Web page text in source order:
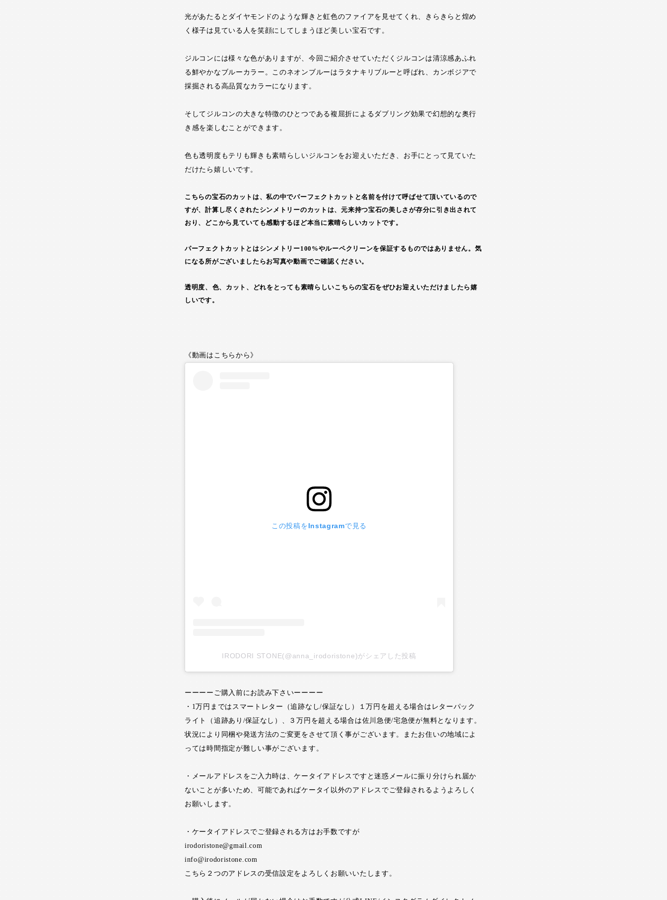
光があたるとダイヤモンドのような輝きと虹色のファイアを見せてくれ、きらきらと煌め
く様子は見ている人を笑顔にしてしまうほど美しい宝石です。
ジルコンには様々な色がありますが、今回ご紹介させていただくジルコンは清涼感あふれ
る鮮やかなブルーカラー。このネオンブルーはラタナキリブルーと呼ばれ、カンボジアで
採掘される高品質なカラーになります。
そしてジルコンの大きな特徴のひとつである複屈折によるダブリング効果で幻想的な奥行
き感を楽しむことができます。
色も透明度もテリも輝きも素晴らしいジルコンをお迎えいただき、お手にとって見ていた
だけたら嬉しいです。
こちらの宝石のカットは、私の中でパーフェクトカットと名前を付けて呼ばせて頂いているので
すが、計算し尽くされたシンメトリーのカットは、元来持つ宝石の美しさが存分に引き出されて
おり、どこから見ていても感動するほど本当に素晴らしいカットです。
パーフェクトカットとはシンメトリー100%やルーペクリーンを保証するものではありません。気
になる所がございましたらお写真や動画でご確認ください。
透明度、色、カット、どれをとっても素晴らしいこちらの宝石をぜひお迎えいただけましたら嬉
しいです。
《動画はこちらから》
この投稿をInstagramで見る
IRODORI STONE(@anna_irodoristone)がシェアした投稿
ーーーーご購入前にお読み下さいーーーー
・1万円まではスマートレター（追跡なし/保証なし）１万円を超える場合はレターパック
ライト（追跡あり/保証なし）、３万円を超える場合は佐川急便/宅急便が無料となります。
状況により同梱や発送方法のご変更をさせて頂く事がございます。またお住いの地域によ
っては時間指定が難しい事がございます。
・メールアドレスをご入力時は、ケータイアドレスですと迷惑メールに振り分けられ届か
ないことが多いため、可能であればケータイ以外のアドレスでご登録されるようよろしく
お願いします。
・ケータイアドレスでご登録される方はお手数ですが
irodoristone@gmail.com
info@irodoristone.com
こちら２つのアドレスの受信設定をよろしくお願いいたします。